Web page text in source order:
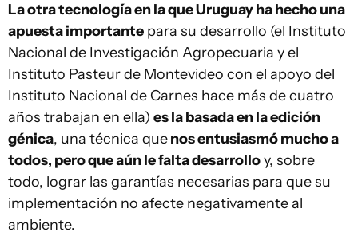
La otra tecnología en la que Uruguay ha hecho una
apuesta importante para su desarrollo (el Instituto
Nacional de Investigación Agropecuaria y el
Instituto Pasteur de Montevideo con el apoyo del
Instituto Nacional de Carnes hace más de cuatro
años trabajan en ella) es la basada en la edición
génica, una técnica quenos entusiasmó mucho a
todos, pero que aún le falta desarrolloy, sobre
todo, lograr las garantías necesarias para que su
implementación no afecte negativamente al
ambiente.